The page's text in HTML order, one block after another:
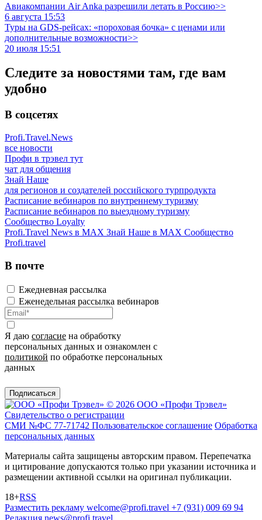
Авиакомпании Air Anka разрешили летать в Россию>>
6 августа 15:53
Туры на GDS-рейсах: «пороховая бочка» с ценами или
дополнительные возможности>>
20 июля 15:51
Следите за новостями там, где вам
удобно
В соцсетях
Profi.Travel.News
все новости
Профи в трэвел тут
чат для общения
Знай Наше
для регионов и создателей российского турпродукта
Расписание вебинаров по внутреннему туризму
Расписание вебинаров по выездному туризму
Сообщество Loyalty
Profi.Travel News в MAX Знай Наше в MAX Сообщество
Profi.travel
В почте
Ежедневная рассылка
Еженедельная рассылка вебинаров
Я даю согласие на обработку
персональных данных и ознакомлен с
политикой по обработке персональных
данных
Подписаться
© 2026 ООО «Профи Трэвeл»
Свидетельство о регистрации
СМИ №ФС 77-71742 Пользовательское соглашение Обработка
персональных данных
Материалы сайта защищены авторским правом. Перепечатка
и цитирование допускаются только при указании источника и
размещении активной ссылки на оригинал публикации.
18+RSS
Разместить рекламу welcome@profi.travel +7 (931) 009 69 94
Редакция news@profi.travel